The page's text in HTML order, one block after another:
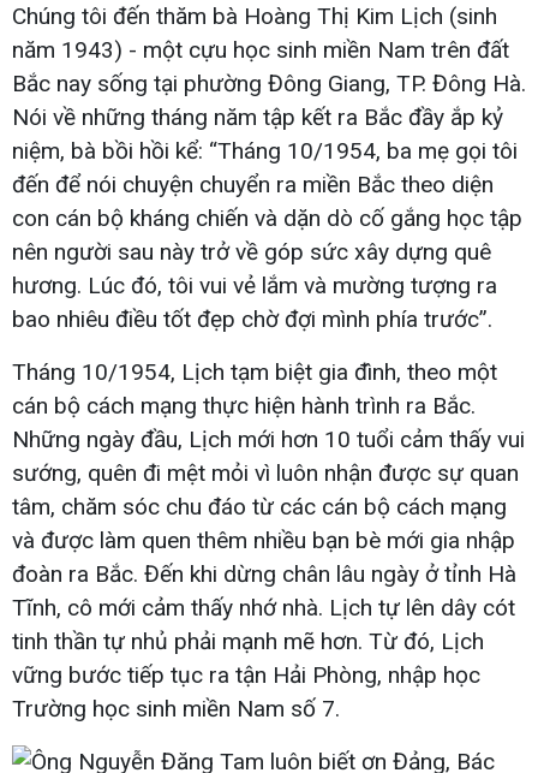
Chúng tôi đến thăm bà Hoàng Thị Kim Lịch (sinh
năm 1943) - một cựu học sinh miền Nam trên đất
Bắc nay sống tại phường Đông Giang, TP. Đông Hà.
Nói về những tháng năm tập kết ra Bắc đầy ắp kỷ
niệm, bà bồi hồi kể: “Tháng 10/1954, ba mẹ gọi tôi
đến để nói chuyện chuyển ra miền Bắc theo diện
con cán bộ kháng chiến và dặn dò cố gắng học tập
nên người sau này trở về góp sức xây dựng quê
hương. Lúc đó, tôi vui vẻ lắm và mường tượng ra
bao nhiêu điều tốt đẹp chờ đợi mình phía trước”.
Tháng 10/1954, Lịch tạm biệt gia đình, theo một
cán bộ cách mạng thực hiện hành trình ra Bắc.
Những ngày đầu, Lịch mới hơn 10 tuổi cảm thấy vui
sướng, quên đi mệt mỏi vì luôn nhận được sự quan
tâm, chăm sóc chu đáo từ các cán bộ cách mạng
và được làm quen thêm nhiều bạn bè mới gia nhập
đoàn ra Bắc. Đến khi dừng chân lâu ngày ở tỉnh Hà
Tĩnh, cô mới cảm thấy nhớ nhà. Lịch tự lên dây cót
tinh thần tự nhủ phải mạnh mẽ hơn. Từ đó, Lịch
vững bước tiếp tục ra tận Hải Phòng, nhập học
Trường học sinh miền Nam số 7.